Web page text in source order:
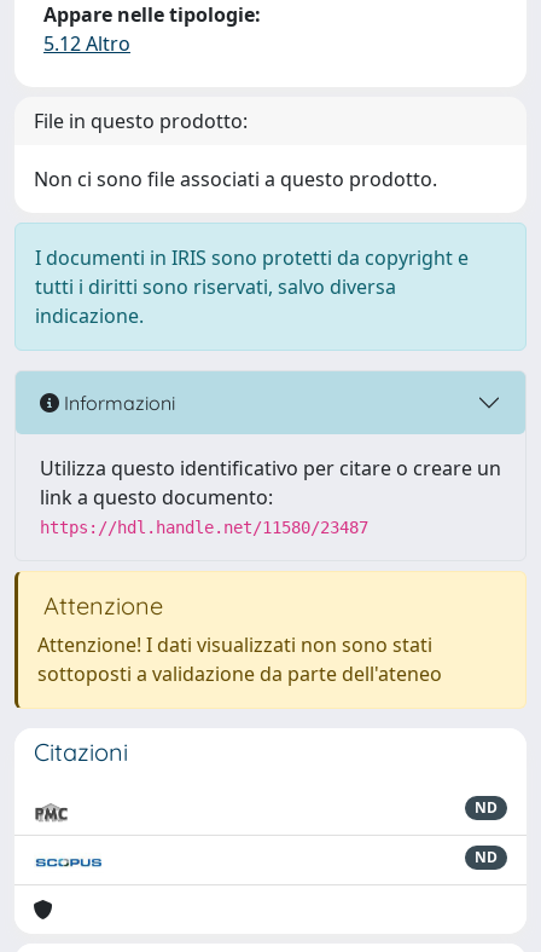
Appare nelle tipologie:
5.12 Altro
File in questo prodotto:
Non ci sono file associati a questo prodotto.
I documenti in IRIS sono protetti da copyright e
tutti i diritti sono riservati, salvo diversa
indicazione.
Informazioni
Utilizza questo identificativo per citare o creare un
link a questo documento:
https://hdl.handle.net/11580/23487
Attenzione
Attenzione! I dati visualizzati non sono stati
sottoposti a validazione da parte dell'ateneo
Citazioni
ND
ND